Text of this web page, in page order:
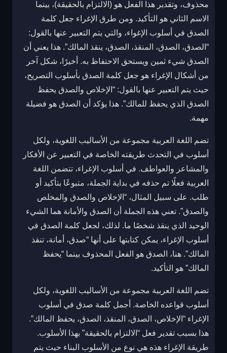
محذوف، وتقدير هذا الفعل هو (الالتزام بالحقيقة)، بينما
الاسم الثاني هو التأكيد. ومن طرق الإغراء جعل كلمة
الصدق في أسلوب الإغواء، والتي يتم التعبير عنها بالقول:
“الصدق، الصدق، المنقذ، الصدق، ينقذ المالك”. هذا يعني أن
الصدق شيء ثمين ويستحق الاحتفاظ به. أخيرًا، شكل آخر
من أشكال الإغراء هو جعل كلمة الصدق بأسلوب التصريح،
حيث يتم التعبير عنها بالقول: “الإخلاص والصدق يحفظ
الصدق الذي يحفظ للمالك”. هذا يؤكد أن الصدق هو فضيلة
مهمة.
تضم اللغة العربية مجموعة من الأساليب اللغوية، ولكل
أسلوب في التحدث طريقته الخاصة في التعبير عن الأفكار
والمشاعر والعواطف. في أسلوب الإغراء، تتضمن اللغة
العربية فعلًا تم حذفه في بداية الجملة، متبوعًا بتأكيد أو
طلب. على سبيل المثال، “الإخلاص والصدق والمخلص
والصدق”. تعني هذه الجملة أن الصدق والأمانة هما الشيء
الوحيد الذي ينقذ شخصًا ما. لذلك، لجعل كلمة الصدق في
أسلوب الإغراء، يمكن كتابتها على أنها “صدق، أمانة، تنقذ
المالك”. هنا، الصدق هو الفعل المحذوف بينما “يحفظ
المالك” هو التأكيد.
تضم اللغة العربية مجموعة من الأساليب اللغوية، ولكل
أسلوب قواعده الخاصة. أجمل كلمة صدق في أسلوب
الإغراء “الإخلاص، الصدق، المنقذ، الصدق، يحفظ المالك”.
هذا بسبب تقدير فعل “الالتزام بالحقيقة” بهذا الأسلوب.
طريقة الإغراء هذه هي نوع من الأسلوب البناء حيث يتم